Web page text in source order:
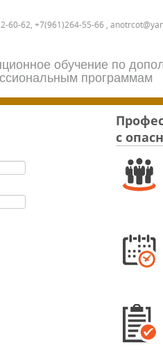
60-62, +7(961)264-55-66 ,
обучение по
программам
с